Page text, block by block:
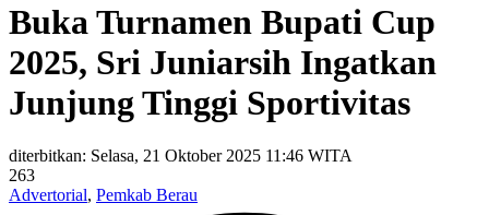
Buka Turnamen Bupati Cup
2025, Sri Juniarsih Ingatkan
Junjung Tinggi Sportivitas
diterbitkan: Selasa, 21 Oktober 2025 11:46 WITA
263
Advertorial, Pemkab Berau